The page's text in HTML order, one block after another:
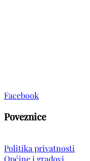
Facebook
Poveznice
Politika privatnosti